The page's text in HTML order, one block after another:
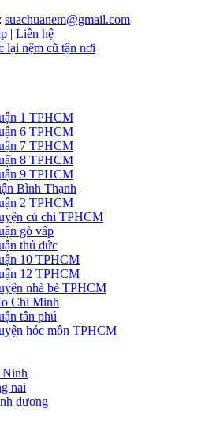
suachuanem@gmail.com
| Liên hệ
1 TPHCM
6 TPHCM
7 TPHCM
8 TPHCM
9 TPHCM
Bình Thạnh
2 TPHCM
củ chi TPHCM
gò vấp
thủ đức
10 TPHCM
12 TPHCM
nhà bè TPHCM
Chi Minh
tân phú
hóc môn TPHCM
Ninh
nai
dương